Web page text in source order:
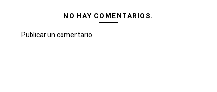
NO HAY COMENTARIOS:
Publicar un comentario